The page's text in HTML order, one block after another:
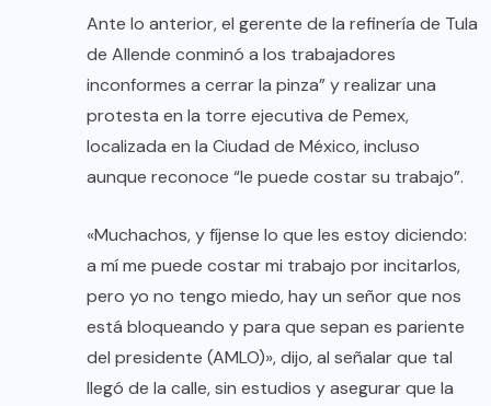
Ante lo anterior, el gerente de la refinería de Tula
de Allende conminó a los trabajadores
inconformes a cerrar la pinza” y realizar una
protesta en la torre ejecutiva de Pemex,
localizada en la Ciudad de México, incluso
aunque reconoce “le puede costar su trabajo”.
«Muchachos, y fíjense lo que les estoy diciendo:
a mí me puede costar mi trabajo por incitarlos,
pero yo no tengo miedo, hay un señor que nos
está bloqueando y para que sepan es pariente
del presidente (AMLO)», dijo, al señalar que tal
llegó de la calle, sin estudios y asegurar que la